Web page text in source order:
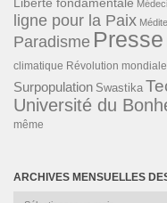
Liberté fondamentale
ligne pour la Paix
Paradisme Presse
climatique Révolution mondiale
Surpopulation Swastika
Université du
même
ARCHIVES MENSUELLES
Archives